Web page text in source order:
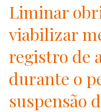
PRÊMIOS
NOSSA EQUIPE
CARREIRA
Localização
EN-US
Liminar
viabilizar
registro de
durante o
suspensão